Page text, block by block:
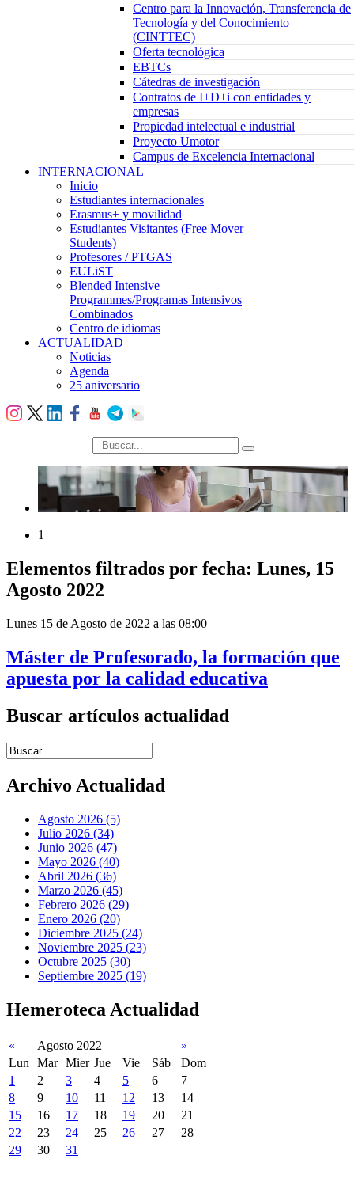
Centro para la Innovación, Transferencia de
Tecnología y del Conocimiento
(CINTTEC)
Oferta tecnológica
EBTCs
Cátedras de investigación
Contratos de I+D+i con entidades y
empresas
Propiedad intelectual e industrial
Proyecto Umotor
Campus de Excelencia Internacional
INTERNACIONAL
Inicio
Estudiantes internacionales
Erasmus+ y movilidad
Estudiantes Visitantes (Free Mover
Students)
Profesores / PTGAS
EULiST
Blended Intensive
Programmes/Programas Intensivos
Combinados
Centro de idiomas
ACTUALIDAD
Noticias
Agenda
25 aniversario
búsqueda
1
Elementos filtrados por fecha: Lunes, 15
Agosto 2022
Lunes 15 de Agosto de 2022 a las 08:00
Máster de Profesorado, la formación que
apuesta por la calidad educativa
Buscar artículos actualidad
Introduce términos de búsqueda
Archivo Actualidad
Agosto 2026 (5)
Julio 2026 (34)
Junio 2026 (47)
Mayo 2026 (40)
Abril 2026 (36)
Marzo 2026 (45)
Febrero 2026 (29)
Enero 2026 (20)
Diciembre 2025 (24)
Noviembre 2025 (23)
Octubre 2025 (30)
Septiembre 2025 (19)
Hemeroteca Actualidad
« Agosto 2022
»
Lun
Mar Mier Jue Vie Sáb
Dom
1
2 3 4 5 6
7
8
9 10 11 12 13
14
15
16 17 18 19 20
21
22
23 24 25 26 27
28
29
30 31